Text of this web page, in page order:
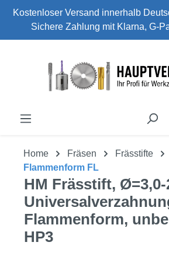
Zum Hauptinhalt springen
Kostenloser Versand innerhalb
Sichere Zahlung mit Klarna, G-
Home Fräsen
Frässtifte
Flammenform FL
HM Frässtift, Ø=3,0-
Flammenform,
HP3